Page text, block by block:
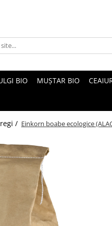
BIO MUȘTAR BIO
/ Einkorn boabe ecologice